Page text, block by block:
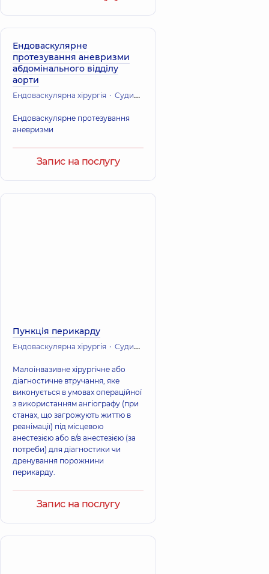
Ендоваскулярне
протезування аневризми
абдомінального відділу
аорти
Ендоваскулярна хірургія Судинна хірургія
Ендоваскулярне протезування
аневризми
Запис на послугу
Пункція перикарду
Ендоваскулярна хірургія Судинна хірургія
Малоінвазивне хірургічне або
діагностичне втручання, яке
виконується в умовах операційної
з використанням ангіографу (при
станах, що загрожують життю в
реанімації) під місцевою
анестезією або в/в анестезією (за
потреби) для діагностики чи
дренування порожнини
перикарду.
Запис на послугу